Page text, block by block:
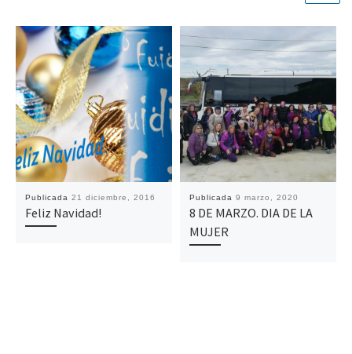
Publicada 21 diciembre, 2016
Feliz Navidad!
Publicada 9 marzo, 2020
8 DE MARZO. DIA DE LA
MUJER